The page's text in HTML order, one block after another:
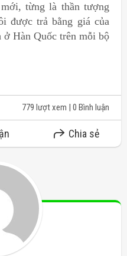
từng là thần tượng
được trả bằng giá của
ở Hàn Quốc trên mỗi bộ
779 lượt xem | 0 Bình luận
Chia sẻ